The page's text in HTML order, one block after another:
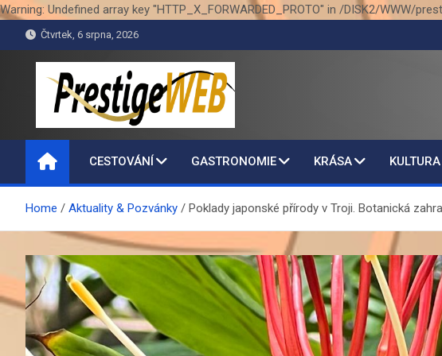
Warning: Undefined array key "HTTP_X_FORWARDED_PROTO" in /DISK2/WWW/
to
Čtvrtek, 6 srpna, 2026
PrestigeWEB
CESTOVÁNÍ GASTRONOMIE KRÁSA KULTURA
Home Aktuality & Pozvánky Poklady japonské přírody v Troji. Botanická